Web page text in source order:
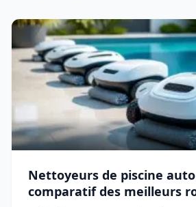
Nettoyeurs de piscine
comparatif des meilleurs